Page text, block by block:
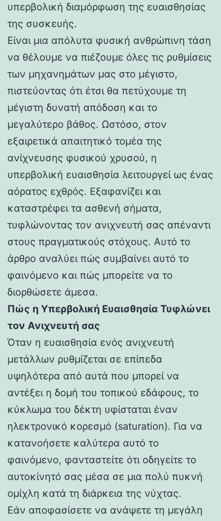
υπερβολική διαμόρφωση της ευαισθησίας
της συσκευής.
Είναι μια απόλυτα φυσική ανθρώπινη τάση
να θέλουμε να πιέζουμε όλες τις ρυθμίσεις
των μηχανημάτων μας στο μέγιστο,
πιστεύοντας ότι έτσι θα πετύχουμε τη
μέγιστη δυνατή απόδοση και το
μεγαλύτερο βάθος. Ωστόσο, στον
εξαιρετικά απαιτητικό τομέα της
ανίχνευσης φυσικού χρυσού, η
υπερβολική ευαισθησία λειτουργεί ως ένας
αόρατος εχθρός. Εξαφανίζει και
καταστρέφει τα ασθενή σήματα,
τυφλώνοντας τον ανιχνευτή σας απέναντι
στους πραγματικούς στόχους. Αυτό το
άρθρο αναλύει πώς συμβαίνει αυτό το
φαινόμενο και πώς μπορείτε να το
διορθώσετε άμεσα.
Πώς η Υπερβολική Ευαισθησία Τυφλώνει
τον Ανιχνευτή σας
Όταν η ευαισθησία ενός ανιχνευτή
μετάλλων ρυθμίζεται σε επίπεδα
υψηλότερα από αυτά που μπορεί να
αντέξει η δομή του τοπικού εδάφους, το
κύκλωμα του δέκτη υφίσταται έναν
ηλεκτρονικό κορεσμό (saturation). Για να
κατανοήσετε καλύτερα αυτό το
φαινόμενο, φανταστείτε ότι οδηγείτε το
αυτοκίνητό σας μέσα σε μια πολύ πυκνή
ομίχλη κατά τη διάρκεια της νύχτας.
Εάν αποφασίσετε να ανάψετε τη μεγάλη